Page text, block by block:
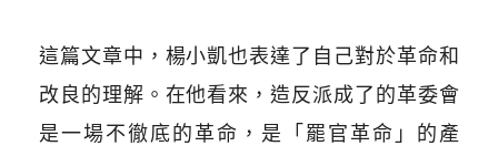
這篇文章中，楊小凱也表達了自己對於革命和
改良的理解。在他看來，造反派成了的革委會
是一場不徹底的革命，是「罷官革命」的產